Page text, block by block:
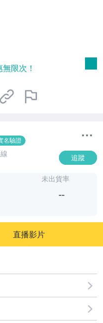
限次！
名驗證
追蹤
未出貨率
--
直播影片